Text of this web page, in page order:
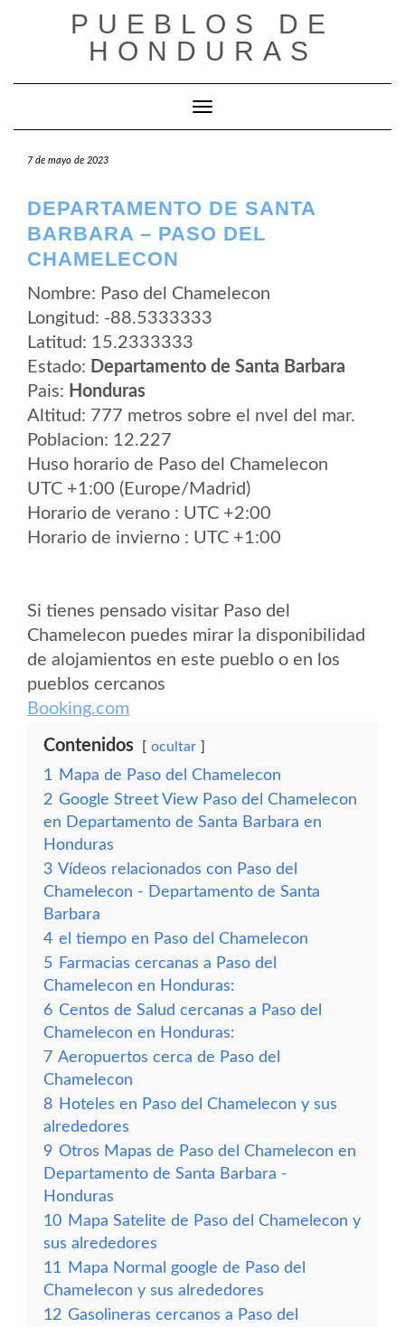
PUEBLOS DE
HONDURAS
Cambiar modo de navegación
7 de mayo de 2023
DEPARTAMENTO DE SANTA
BARBARA – PASO DEL
CHAMELECON
Nombre: Paso del Chamelecon
Longitud: -88.5333333
Latitud: 15.2333333
Estado: Departamento de Santa Barbara
Pais: Honduras
Altitud: 777 metros sobre el nvel del mar.
Poblacion: 12.227
Huso horario de Paso del Chamelecon
UTC +1:00 (Europe/Madrid)
Horario de verano : UTC +2:00
Horario de invierno : UTC +1:00
Si tienes pensado visitar Paso del
Chamelecon puedes mirar la disponibilidad
de alojamientos en este pueblo o en los
pueblos cercanos
Booking.com
Contenidos ocultar
1
Mapa de Paso del Chamelecon
2 Google Street View Paso del Chamelecon
en Departamento de Santa Barbara en
Honduras
3 Vídeos relacionados con Paso del
Chamelecon - Departamento de Santa
Barbara
4 el tiempo en Paso del Chamelecon
5 Farmacias cercanas a Paso del
Chamelecon en Honduras:
6 Centos de Salud cercanas a Paso del
Chamelecon en Honduras:
7 Aeropuertos cerca de Paso del
Chamelecon
8 Hoteles en Paso del Chamelecon y sus
alrededores
9 Otros Mapas de Paso del Chamelecon en
Departamento de Santa Barbara -
Honduras
10 Mapa Satelite de Paso del Chamelecon y
sus alrededores
11
Mapa Normal google de Paso del
Chamelecon y sus alrededores
12 Gasolineras cercanos a Paso del